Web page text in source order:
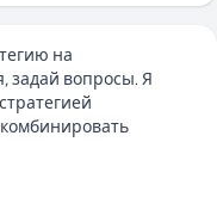
на
задай вопросы. Я